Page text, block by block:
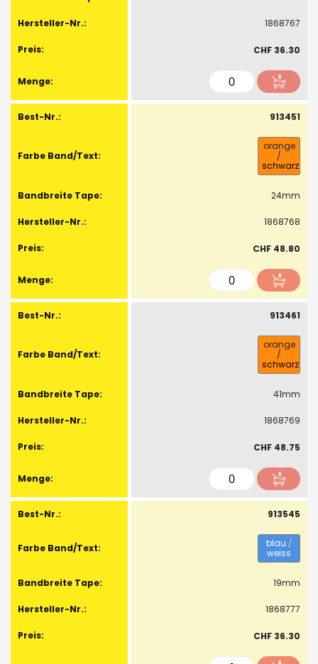
1868767
CHF 36.30
913451
orange
/
schwarz
24mm
1868768
CHF 48.80
913461
orange
/
schwarz
41mm
1868769
CHF 48.75
913545
blau /
weiss
19mm
1868777
CHF 36.30